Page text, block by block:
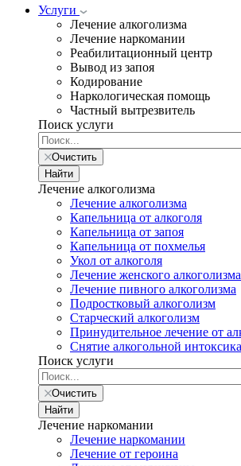
Услуги
Лечение алкоголизма
Лечение наркомании
Реабилитационный центр
Вывод из запоя
Кодирование
Наркологическая помощь
Частный вытрезвитель
Поиск услуги
Очистить
Найти
Лечение алкоголизма
Лечение алкоголизма
Капельница от алкоголя
Капельница от запоя
Капельница от похмелья
Укол от алкоголя
Лечение женского алкоголизма
Лечение пивного алкоголизма
Подростковый алкоголизм
Старческий алкоголизм
Принудительное лечение от
Снятие алкогольной
Поиск услуги
Очистить
Найти
Лечение наркомании
Лечение наркомании
Лечение от героина